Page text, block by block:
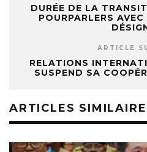
DURÉE DE LA
POURPARLERS
ARTICLE
RELATIONS
SUSPEND SA
ARTICLES